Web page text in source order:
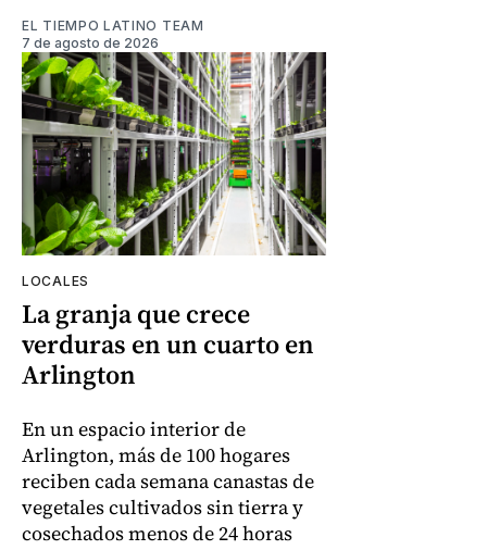
EL TIEMPO LATINO TEAM
7 de agosto de 2026
LOCALES
La granja que crece
verduras en un cuarto en
Arlington
En un espacio interior de
Arlington, más de 100 hogares
reciben cada semana canastas de
vegetales cultivados sin tierra y
cosechados menos de 24 horas